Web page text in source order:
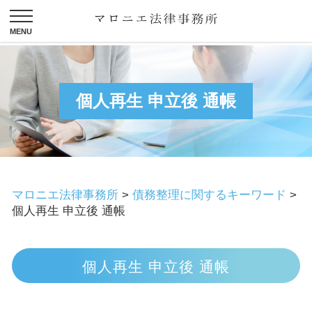
個人再生 申立後 通帳
マロニエ法律事務所 > 債務整理に関するキーワード >
個人再生 申立後 通帳
個人再生 申立後 通帳